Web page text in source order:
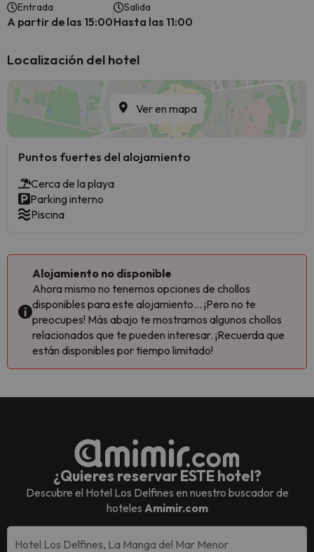
Entrada
A partir de las 15:00
Salida
Hasta las 11:00
Localización del hotel
Ver en mapa
Puntos fuertes del alojamiento
Cerca de la playa
Parking interno
Piscina
Alojamiento no disponible
Ahora mismo no tenemos opciones de chollos
disponibles para este alojamiento... ¡Pero no te
preocupes! Más abajo te mostramos algunos chollos
relacionados que te pueden interesar. ¡Recuerda que
están disponibles por tiempo limitado!
¿Quieres reservar ESTE hotel?
Descubre el Hotel Los Delfines en nuestro buscador de
hoteles Amimir.com